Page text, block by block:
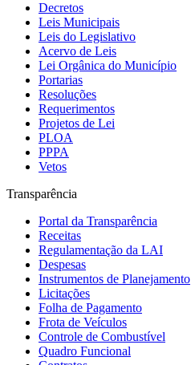
Decretos
Leis Municipais
Leis do Legislativo
Acervo de Leis
Lei Orgânica do Município
Portarias
Resoluções
Requerimentos
Projetos de Lei
PLOA
PPPA
Vetos
Transparência
Portal da Transparência
Receitas
Regulamentação da LAI
Despesas
Instrumentos de Planejamento
Licitações
Folha de Pagamento
Frota de Veículos
Controle de Combustível
Quadro Funcional